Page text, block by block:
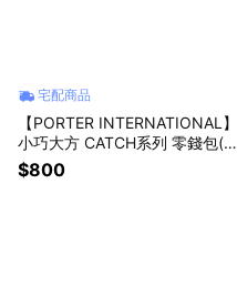
宅配商品
【PORTER INTERNATIONAL】
小巧大方 CATCH系列 零錢包(森
林綠)
$800